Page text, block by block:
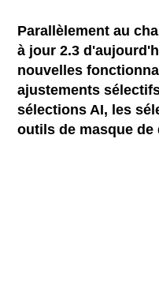
Parallèlement au
à jour 2.3
nouvelles
ajustements
sélections AI, les
outils de masque de